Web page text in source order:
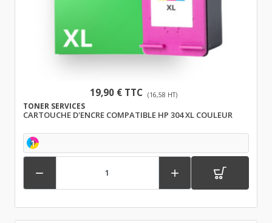
19,90 € TTC (16,58 HT)
TONER SERVICES
CARTOUCHE D'ENCRE COMPATIBLE HP 304 XL COULEUR
1
 